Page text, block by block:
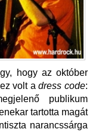
hogy az október
volt adress code:
publikum
tartotta magát
narancssárga